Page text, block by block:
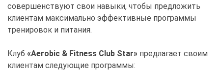
совершенствуют свои навыки, чтобы предложить
клиентам максимально эффективные программы
тренировок и питания.
Клуб «Aerobic & Fitness Club Star» предлагает своим
клиентам следующие программы: